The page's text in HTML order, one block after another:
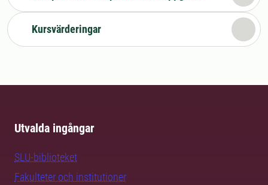
Kursvärderingar
Utvalda ingångar
SLU-biblioteket
Fakulteter och institutioner